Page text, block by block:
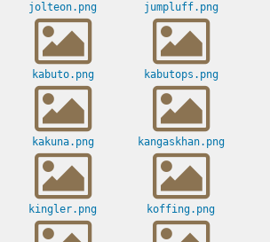
jolteon.png jumpluff.png
kabuto.png kabutops.png
kakuna.png kangaskhan.png
kingler.png koffing.png